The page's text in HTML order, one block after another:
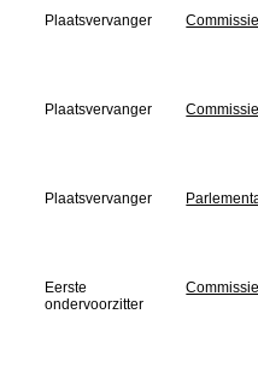
Plaatsvervanger
Plaatsvervanger
Plaatsvervanger
Eerste
ondervoorzitter